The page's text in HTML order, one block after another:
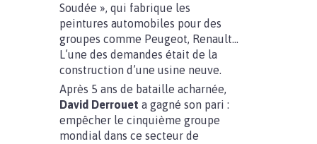
Soudée », qui fabrique les
peintures automobiles pour des
groupes comme Peugeot, Renault…
L’une des demandes était de la
construction d’une usine neuve.
Après 5 ans de bataille acharnée,
David Derrouet a gagné son pari :
empêcher le cinquième groupe
mondial dans ce secteur de